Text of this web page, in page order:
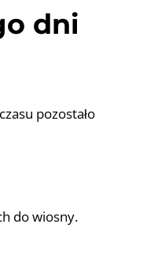
dni
pozostało
do wiosny.